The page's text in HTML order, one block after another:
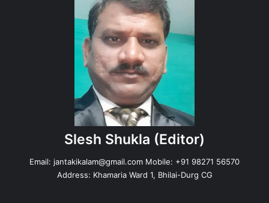
Slesh Shukla (Editor)
Email: jantakikalam@gmail.com Mobile: +91 98271 56570
Address: Khamaria Ward 1, Bhilai-Durg CG